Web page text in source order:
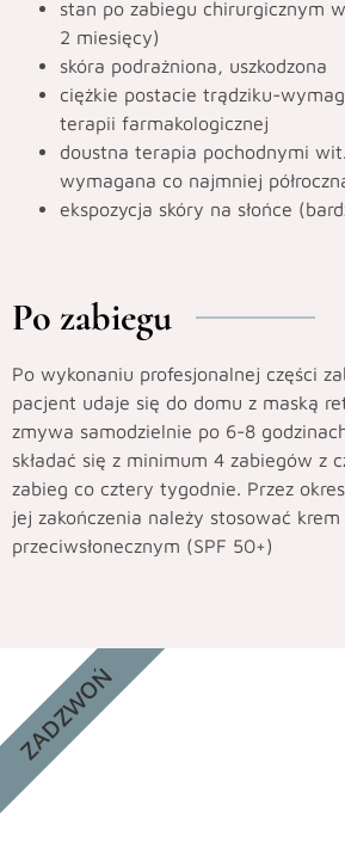
stan po zabiegu chirurgicznym
2 miesięcy)
skóra podrażniona, uszkodzona
ciężkie postacie trądziku-
terapii farmakologicznej
doustna terapia pochodnymi
wymagana co najmniej
ekspozycja skóry na słońce
Po zabiegu
Po wykonaniu profesjonalnej części
pacjent udaje się do domu z maską
zmywa samodzielnie po 6-8
składać się z minimum 4 zabiegów z
zabieg co cztery tygodnie. Przez
jej zakończenia należy stosować
przeciwsłonecznym (SPF 50+)
ZADZWOŃ